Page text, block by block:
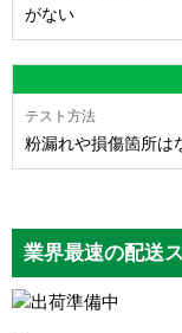
がない
粉漏れや損傷箇所は
業界最速の配送